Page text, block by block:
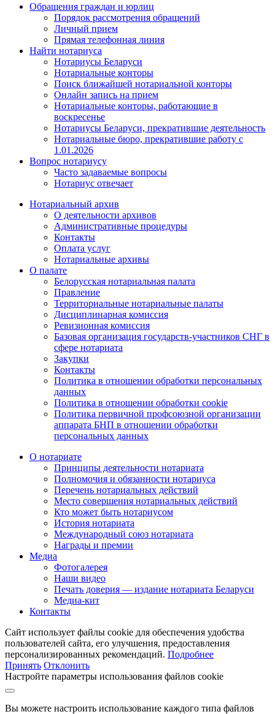
Обращения граждан и юрлиц
Порядок рассмотрения обращений
Личный прием
Прямая телефонная линия
Найти нотариуса
Нотариусы Беларуси
Нотариальные конторы
Поиск ближайшей нотариальной конторы
Онлайн запись на прием
Нотариальные конторы, работающие в
воскресенье
Нотариусы Беларуси, прекратившие деятельность
Нотариальные бюро, прекратившие работу с
1.01.2026
Вопрос нотариусу
Часто задаваемые вопросы
Нотариус отвечает
Нотариальный архив
О деятельности архивов
Административные процедуры
Контакты
Оплата услуг
Нотариальные архивы
О палате
Белорусская нотариальная палата
Правление
Территориальные нотариальные палаты
Дисциплинарная комиссия
Ревизионная комиссия
Базовая организация государств-участников СНГ в
сфере нотариата
Закупки
Контакты
Политика в отношении обработки персональных
данных
Политика в отношении обработки cookie
Политика первичной профсоюзной организации
аппарата БНП в отношении обработки
персональных данных
О нотариате
Принципы деятельности нотариата
Полномочия и обязанности нотариуса
Перечень нотариальных действий
Место совершения нотариальных действий
Кто может быть нотариусом
История нотариата
Международный союз нотариата
Награды и премии
Медиа
Фотогалерея
Наши видео
Печать доверия — издание нотариата Беларуси
Медиа-кит
Контакты
Сайт использует файлы cookie для обеспечения удобства
пользователей сайта, его улучшения, предоставления
персонализированных рекомендаций. Подробнее
Принять Отклонить
Настройте параметры использования файлов cookie
Вы можете настроить использование каждого типа файлов